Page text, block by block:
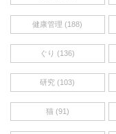
健康管理 (188)
ぐり (136)
研究 (103)
猫 (91)